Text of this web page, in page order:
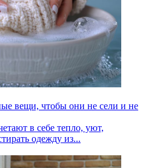
вещи, чтобы они не сели и не
в себе тепло, уют,
одежду из...